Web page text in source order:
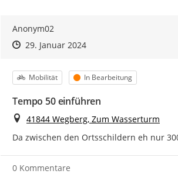
Anonym02
Zeitpunkt des Erstellens
Zeitpunkt des Erstellens
29. Januar 2024Zur Äußerung
Kategorie
Mobilität Status
In Bearbeitung
Tempo 50 einführen
Ort
41844 Wegberg, Zum Wasserturm
Da zwischen den Ortsschildern eh nur
0 Kommentare